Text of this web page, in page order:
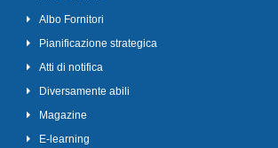
Albo Fornitori
Pianificazione strategica
Atti di notifica
Diversamente abili
Magazine
E-learning